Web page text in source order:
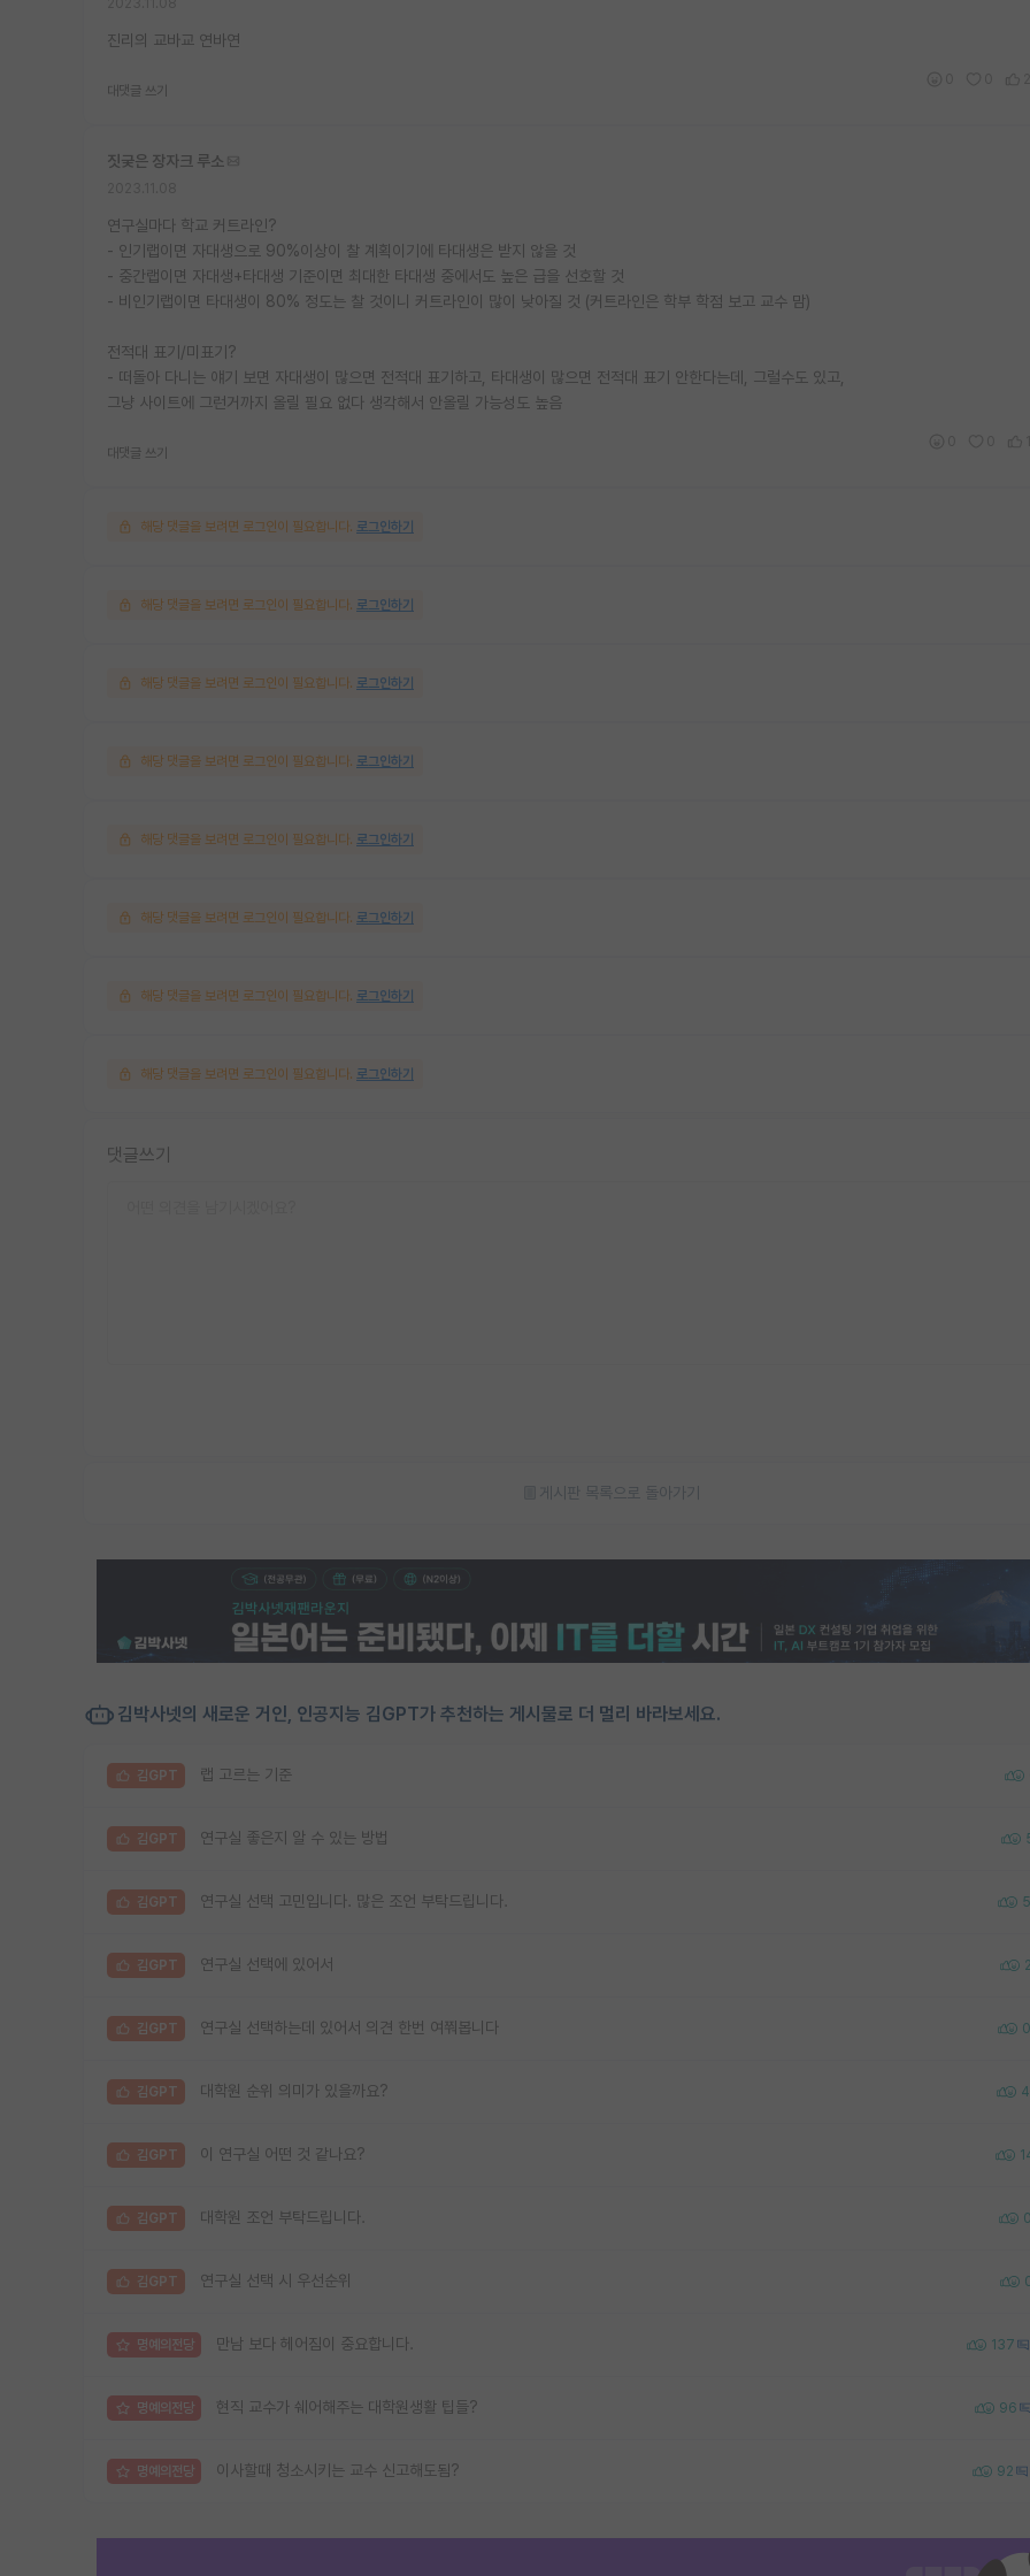
진리의 교바교 연바연
대댓글 쓰기
짓궂은 장자크 루소
연구실마다 학교 커트라인?
- 인기랩이면 자대생으로 90%이상이 찰 계획이기에 타대생은 받지 않을 것
- 중간랩이면 자대생+타대생 기준이면 최대한 타대생 중에서도 높은 급을 선호할 것
- 비인기랩이면 타대생이 80% 정도는 찰 것이니 커트라인이 많이 낮아질 것 (커트라인은 학부 학점 보고 교수 맘)
전적대 표기/미표기?
- 떠돌아 다니는 얘기 보면 자대생이 많으면 전적대 표기하고, 타대생이 많으면 전적대 표기 안한다는데, 그럴수도 있고,
그냥 사이트에 그런거까지 올릴 필요 없다 생각해서 안올릴 가능성도 높음
대댓글 쓰기
해당 댓글을 보려면 로그인이 필요합니다. 로그인하기
해당 댓글을 보려면 로그인이 필요합니다. 로그인하기
해당 댓글을 보려면 로그인이 필요합니다. 로그인하기
해당 댓글을 보려면 로그인이 필요합니다. 로그인하기
해당 댓글을 보려면 로그인이 필요합니다. 로그인하기
해당 댓글을 보려면 로그인이 필요합니다. 로그인하기
해당 댓글을 보려면 로그인이 필요합니다. 로그인하기
해당 댓글을 보려면 로그인이 필요합니다. 로그인하기
댓글쓰기
게시판 목록으로 돌아가기
김박사넷의 새로운 거인, 인공지능 김GPT가 추천하는 게시물로 더 멀리 바라보세요.
김GPT 랩 고르는 기준
김GPT 연구실 좋은지 알 수 있는 방법
김GPT 연구실 선택 고민입니다. 많은 조언 부탁드립니다. 5
김GPT 연구실 선택에 있어서
김GPT 연구실 선택하는데 있어서 의견 한번 여쭤봅니다 0
김GPT 대학원 순위 의미가 있을까요? 4
김GPT 이 연구실 어떤 것 같나요?
김GPT 대학원 조언 부탁드립니다.
김GPT 연구실 선택 시 우선순위
명예의전당 만남 보다 헤어짐이 중요합니다. 137
명예의전당 현직 교수가 쉐어해주는 대학원생활 팁들? 96
명예의전당 이사할때 청소시키는 교수 신고해도됨? 92